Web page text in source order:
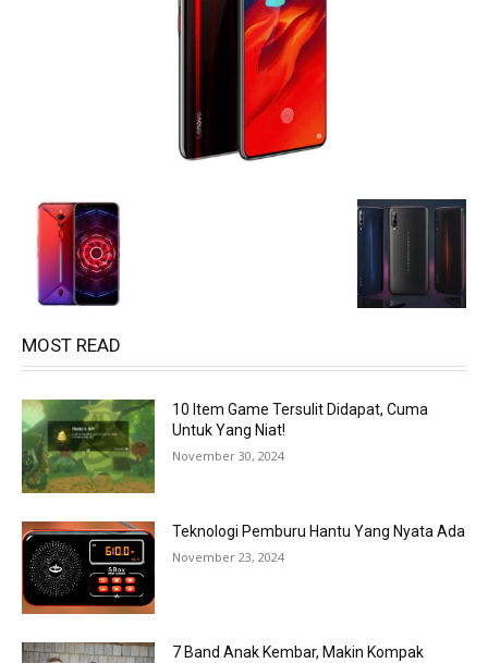
MOST READ
10 Item Game Tersulit Didapat, Cuma
Untuk Yang Niat!
November 30, 2024
Teknologi Pemburu Hantu Yang Nyata Ada
November 23, 2024
7 Band Anak Kembar, Makin Kompak